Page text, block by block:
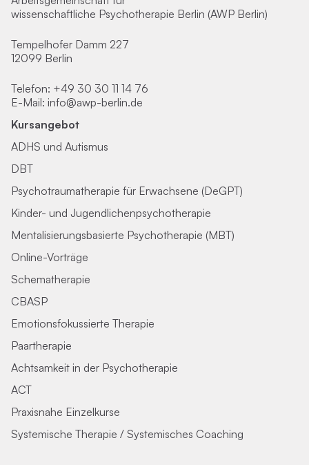
wissenschaftliche Psychotherapie Berlin (AWP Berlin)
Tempelhofer Damm 227
12099 Berlin
Telefon: +49 30 30 11 14 76
E-Mail: info@awp-berlin.de
Kursangebot
ADHS und Autismus
DBT
Psychotraumatherapie für Erwachsene (DeGPT)
Kinder- und Jugendlichenpsychotherapie
Mentalisierungsbasierte Psychotherapie (MBT)
Online-Vorträge
Schematherapie
CBASP
Emotionsfokussierte Therapie
Paartherapie
Achtsamkeit in der Psychotherapie
ACT
Praxisnahe Einzelkurse
Systemische Therapie / Systemisches Coaching